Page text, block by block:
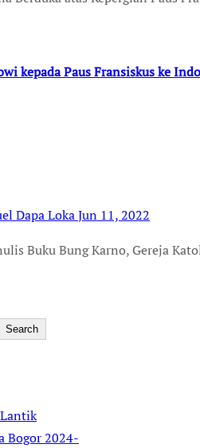
kepada Paus Fransiskus ke
Dapa LokaJun 11, 2022
Search
Bogor 2024-